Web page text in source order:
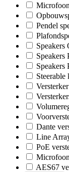
Pendel
Speakers
Speakers
Speakers
Steerable
Dante
Line
PoE
AES67